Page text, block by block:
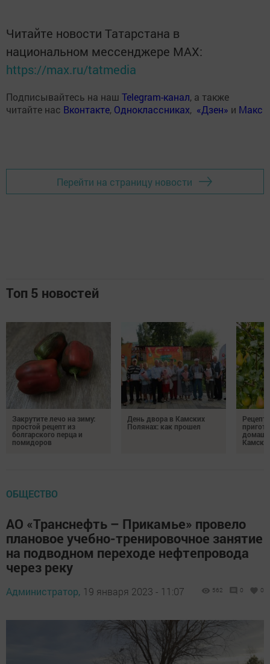
Читайте новости Татарстана в
национальном мессенджере MАХ:
https://max.ru/tatmedia
Подписывайтесь на наш Telegram-канал, а также
читайте нас Вконтакте, Одноклассниках, «Дзен» и Макс
Перейти на страницу новости
Топ 5 новостей
Закрутите лечо на зиму:
простой рецепт из
болгарского перца и
помидоров
День двора в Камских
Полянах: как прошел
ОБЩЕСТВО
АО «Транснефть – Прикамье» провело
плановое учебно-тренировочное занятие
на подводном переходе нефтепровода
через реку
Администратор, 19 января 2023 - 11:07 562 0 0